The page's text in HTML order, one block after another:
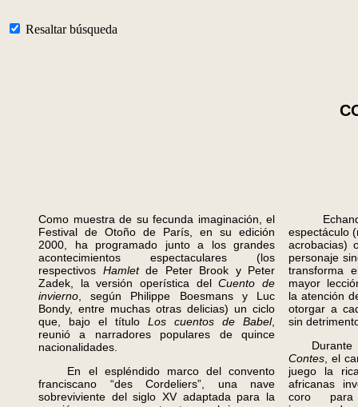
Resaltar búsqueda
Como muestra de su fecunda imaginación, el
Festival de Otoño de París, en su edición
2000, ha programado junto a los grandes
acontecimientos espectaculares (los
respectivos Hamletde Peter Brook y Peter
Zadek, la versión operística delCuento de
invierno , según Philippe Boesmans y Luc
Bondy, entre muchas otras delicias) un ciclo
que, bajo el título Los cuentos de Babel,
reunió a narradores populares de quince
nacionalidades.
En el espléndido marco del convento
franciscano “des Cordeliers”, una nave
sobreviviente del siglo XV adaptada para la
Echando
espectáculo
acrobacias)
personaje
transforma
mayor
la atención
otorgar a
sin
Durante
Contes , el
juego la
africanas
coro para